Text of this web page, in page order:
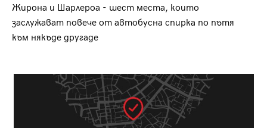
Жирона и Шарлероа - шест места, които
заслужават повече от автобусна спирка по пътя
към някъде другаде